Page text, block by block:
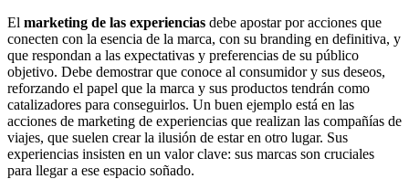
El marketing de las experiencias debe apostar por acciones que
conecten con la esencia de la marca, con su branding en definitiva, y
que respondan a las expectativas y preferencias de su público
objetivo. Debe demostrar que conoce al consumidor y sus deseos,
reforzando el papel que la marca y sus productos tendrán como
catalizadores para conseguirlos. Un buen ejemplo está en las
acciones de marketing de experiencias que realizan las compañías de
viajes, que suelen crear la ilusión de estar en otro lugar. Sus
experiencias insisten en un valor clave: sus marcas son cruciales
para llegar a ese espacio soñado.